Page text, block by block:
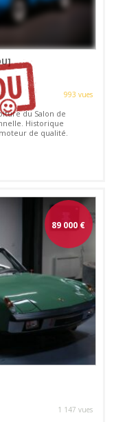
993 vues
du Salon de
Historique
de qualité.
89 000 €
1 147 vues